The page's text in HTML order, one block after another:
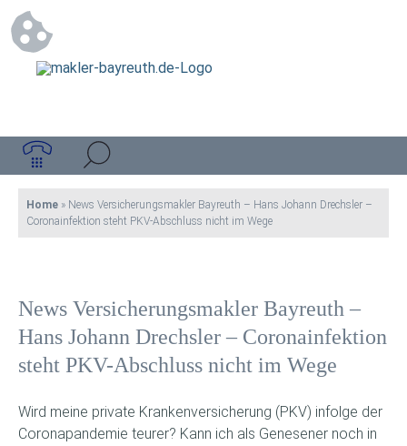
Home » News Versicherungsmakler Bayreuth – Hans Johann Drechsler –
Coronainfektion steht PKV-Abschluss nicht im Wege
News Versicherungsmakler Bayreuth –
Hans Johann Drechsler – Coronainfektion
steht PKV-Abschluss nicht im Wege
Wird meine private Krankenversicherung (PKV) infolge der
Coronapandemie teurer? Kann ich als Genesener noch in